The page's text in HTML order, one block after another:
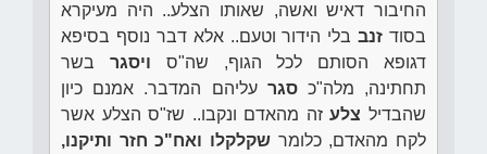
החיבור דאיש ואשה, שאותו הצלע.. היה מעיקרא
בסוד זנבבלי הידור וטעם.. אלא דבר נוסף בסיפא
דגופא הסותם לכל הגוף, שה"ס ויסגר בשר
תחתינה, מלה"כסגר עליהם המדבר. אמנם כיון
שהבדיל צלעזה מהאדם ונקבו.. שז"ס הצלע אשר
לקח מהאדם, כלומר שקלקלו ואח"כ חזר ותיקנו,